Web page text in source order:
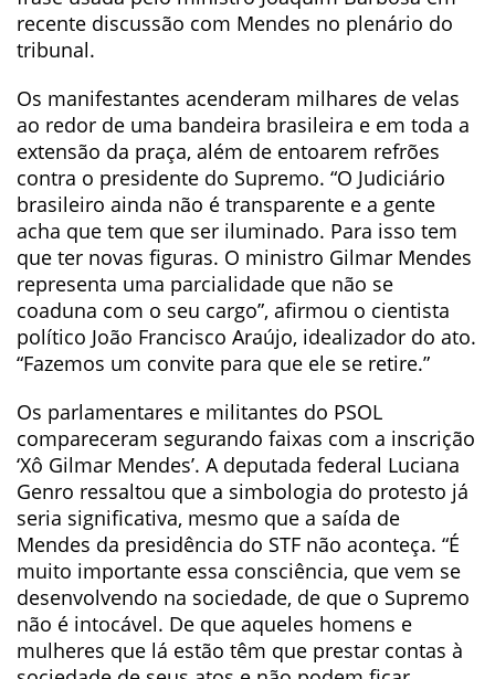
recente discussão com Mendes no plenário do
tribunal.
Os manifestantes acenderam milhares de velas
ao redor de uma bandeira brasileira e em toda a
extensão da praça, além de entoarem refrões
contra o presidente do Supremo. “O Judiciário
brasileiro ainda não é transparente e a gente
acha que tem que ser iluminado. Para isso tem
que ter novas figuras. O ministro Gilmar Mendes
representa uma parcialidade que não se
coaduna com o seu cargo”, afirmou o cientista
político João Francisco Araújo, idealizador do ato.
“Fazemos um convite para que ele se retire.”
Os parlamentares e militantes do PSOL
compareceram segurando faixas com a inscrição
‘Xô Gilmar Mendes’. A deputada federal Luciana
Genro ressaltou que a simbologia do protesto já
seria significativa, mesmo que a saída de
Mendes da presidência do STF não aconteça. “É
muito importante essa consciência, que vem se
desenvolvendo na sociedade, de que o Supremo
não é intocável. De que aqueles homens e
mulheres que lá estão têm que prestar contas à